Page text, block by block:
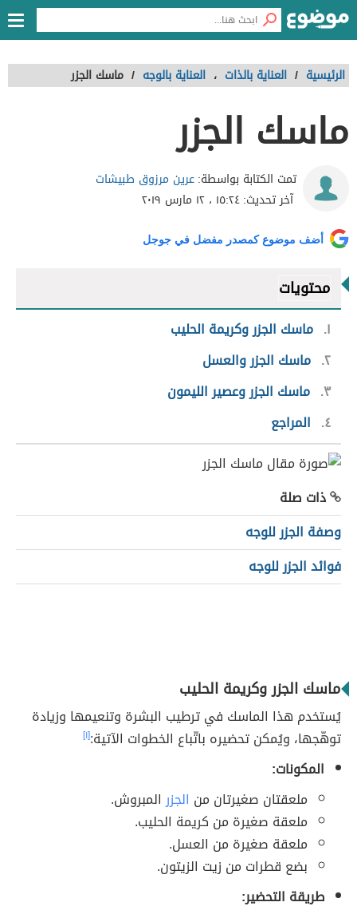
الرئيسية / العناية بالذات ، العناية بالوجه / ماسك الجزر
ماسك الجزر
تمت الكتابة بواسطة:عرين مرزوق طبيشات
آخر تحديث:١٥:٢٤ ، ١٢ مارس ٢٠١٩
أضف موضوع كمصدر مفضل في جوجل
محتويات
١ ماسك الجزر وكريمة الحليب
٢ ماسك الجزر والعسل
٣ ماسك الجزر وعصير الليمون
٤
المراجع
ذات صلة
وصفة الجزر للوجه
فوائد الجزر للوجه
ماسك الجزر وكريمة الحليب
يُستخدم هذا الماسك في ترطيب البشرة وتنعيمها وزيادة
توهّجها، ويُمكن تحضيره باتّباع الخطوات الآتية:[١]
المكونات:
ملعقتان صغيرتان من الجزرالمبروش.
ملعقة صغيرة من كريمة الحليب.
ملعقة صغيرة من العسل.
بضع قطرات من زيت الزيتون.
طريقة التحضير: